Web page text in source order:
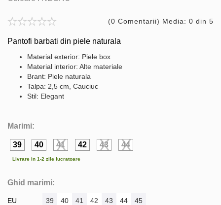
(0 Comentarii) Media: 0 din 5
Pantofi barbati din piele naturala
Material exterior: Piele box
Material interior: Alte materiale
Brant: Piele naturala
Talpa: 2,5 cm, Cauciuc
Stil: Elegant
Marimi:
39 40 41 42 43 44
Livrare in 1-2 zile lucratoare
Ghid marimi:
EU
39 40 41 42 43 44
45